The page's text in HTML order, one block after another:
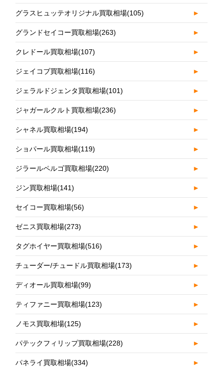
グラスヒュッテオリジナル買取相場(105) ►
グランドセイコー買取相場(263) ►
クレドール買取相場(107) ►
ジェイコブ買取相場(116) ►
ジェラルドジェンタ買取相場(101) ►
ジャガールクルト買取相場(236) ►
シャネル買取相場(194) ►
ショパール買取相場(119) ►
ジラールペルゴ買取相場(220) ►
ジン買取相場(141) ►
セイコー買取相場(56) ►
ゼニス買取相場(273) ►
タグホイヤー買取相場(516) ►
チューダー/チュードル買取相場(173) ►
ディオール買取相場(99) ►
ティファニー買取相場(123) ►
ノモス買取相場(125) ►
パテックフィリップ買取相場(228) ►
パネライ買取相場(334) ►